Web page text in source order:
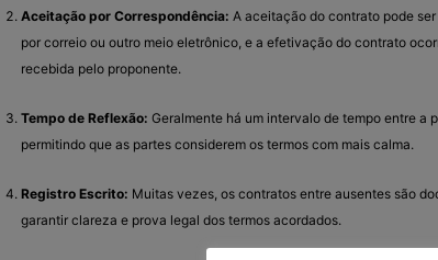
Aceitação por Correspondência: A aceitação do contrato pode
por correio ou outro meio eletrônico, e a efetivação do contrato
recebida pelo proponente.
Tempo de Reflexão: Geralmente há um intervalo de tempo entre a
permitindo que as partes considerem os termos com mais calma.
Registro Escrito: Muitas vezes, os contratos entre ausentes são
garantir clareza e prova legal dos termos acordados.